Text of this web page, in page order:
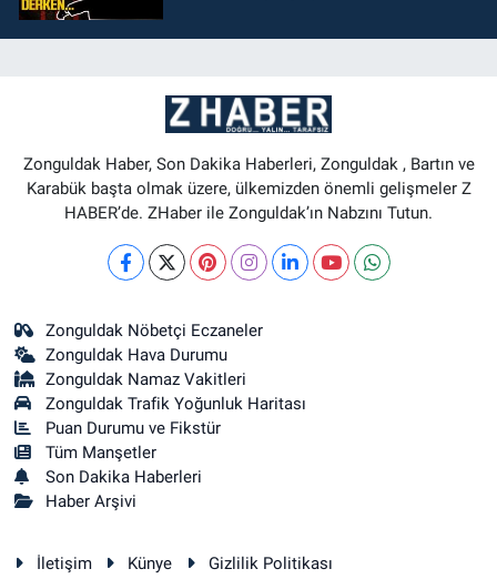
Zonguldak Haber, Son Dakika Haberleri, Zonguldak , Bartın ve
Karabük başta olmak üzere, ülkemizden önemli gelişmeler Z
HABER’de. ZHaber ile Zonguldak’ın Nabzını Tutun.
Zonguldak Nöbetçi Eczaneler
Zonguldak Hava Durumu
Zonguldak Namaz Vakitleri
Zonguldak Trafik Yoğunluk Haritası
Puan Durumu ve Fikstür
Tüm Manşetler
Son Dakika Haberleri
Haber Arşivi
İletişim Künye Gizlilik Politikası